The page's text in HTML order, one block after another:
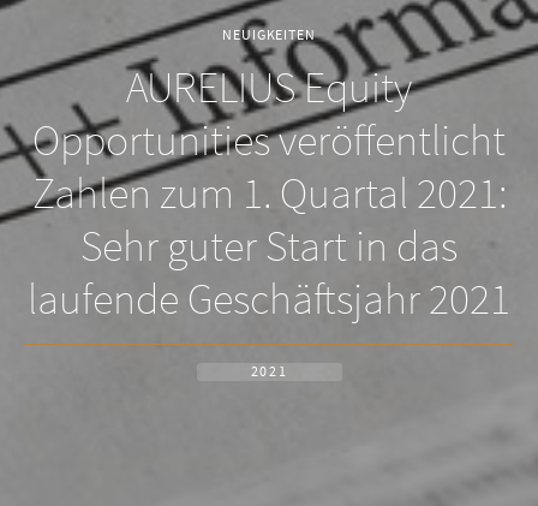
NEUIGKEITEN
AURELIUS Equity
Opportunities veröffentlicht
Zahlen zum 1. Quartal 2021:
Sehr guter Start in das
laufende Geschäftsjahr 2021
2021